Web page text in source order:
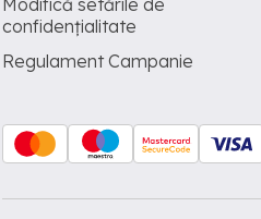
confidențialitate
Regulament Campanie